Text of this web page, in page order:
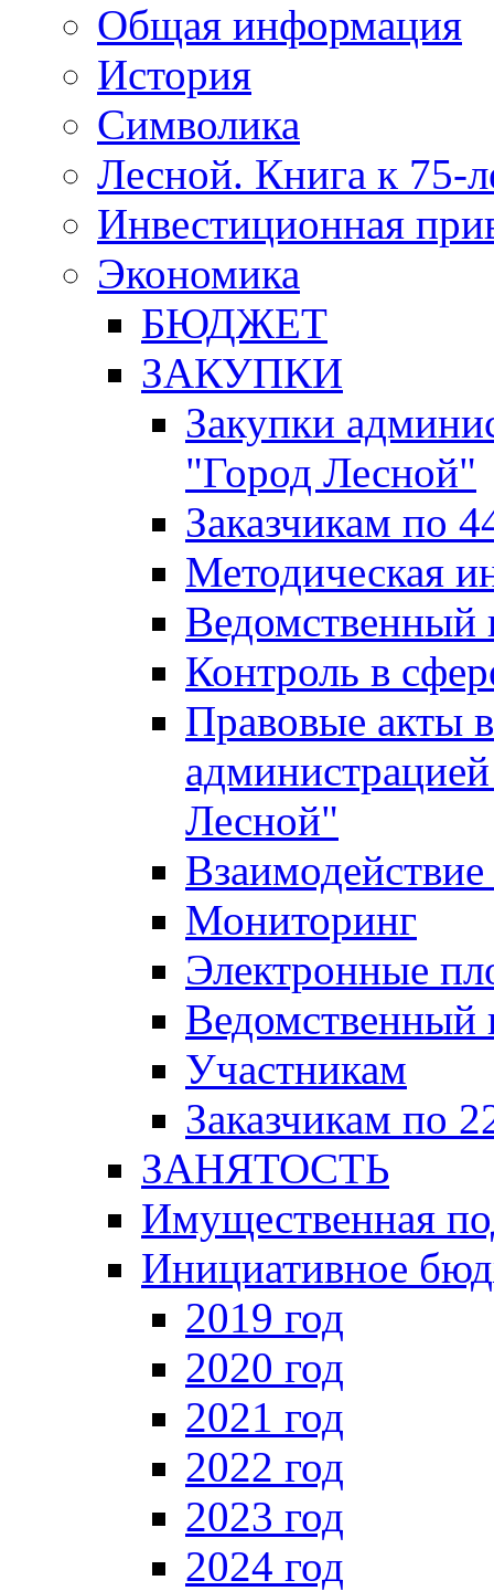
Общая информация
История
Символика
Лесной. Книга к 75-
Инвестиционная
Экономика
БЮДЖЕТ
ЗАКУПКИ
Закупки
"Город Лесной"
Заказчикам по
Методическая
Ведомственный
Контроль в
Правовые акты
Лесной"
Мониторинг
Электронные
Ведомственный
Участникам
Заказчикам по
ЗАНЯТОСТЬ
Имущественная
Инициативное
2019 год
2020 год
2021 год
2022 год
2023 год
2024 год